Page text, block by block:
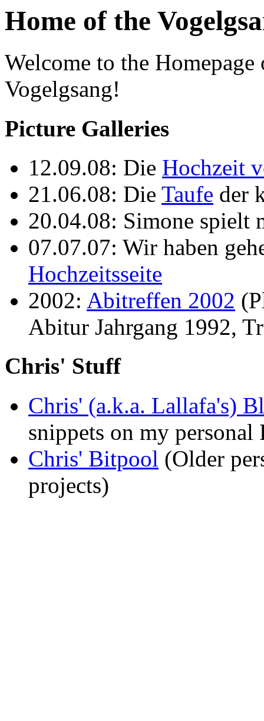
Home of the
Welcome to the
Vogelgsang!
Picture Galleries
12.09.08: Die Hochzeit
21.06.08: Die Taufe der
20.04.08: Simone spielt
07.07.07: Wir haben
Hochzeitsseite
2002: Abitreffen 2002
Abitur Jahrgang 1992,
Chris' Stuff
Chris' (a.k.a. Lallafa's)
snippets on my personal
Chris' Bitpool (Older
projects)